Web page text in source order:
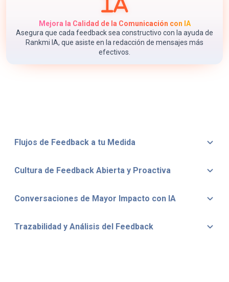
Mejora la Calidad de la Comunicación con IA
Asegura que cada feedback sea constructivo con la ayuda de
Rankmi IA, que asiste en la redacción de mensajes más
efectivos.
Flujos de Feedback a tu Medida
Cultura de Feedback Abierta y Proactiva
Conversaciones de Mayor Impacto con IA
Trazabilidad y Análisis del Feedback